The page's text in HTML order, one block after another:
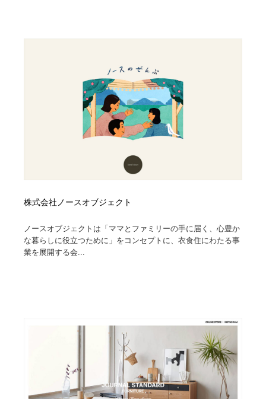
株式会社ノースオブジェクト
ノースオブジェクトは「ママとファミリーの手に届く、心豊か
な暮らしに役立つために」をコンセプトに、衣食住にわたる事
業を展開する会...